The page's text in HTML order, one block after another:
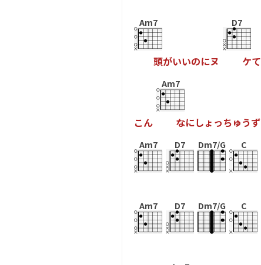
Am7
頭がいいのにヌ
D7
ケて
こん
Am7
なにしょ っちゅうず
Am7 D7 Dm7/G C
Am7 D7 Dm7/G C